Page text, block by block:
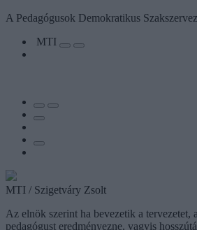
A Pedagógusok Demokratikus
MTI
MTI / Szigetváry Zsolt
Az elnök szerint ha bevezetik a
pedagógust eredményezne, vagyis